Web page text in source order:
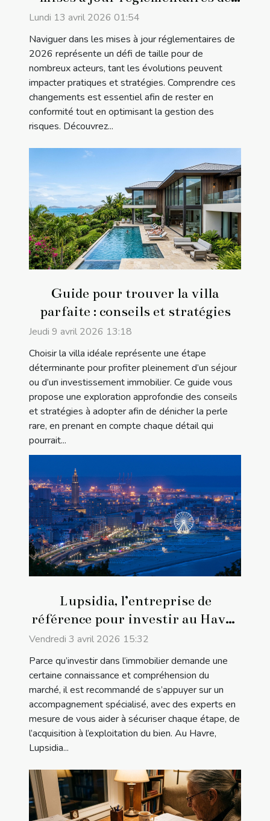
2026 ?
Lundi 13 avril 2026 01:54
Naviguer dans les mises à jour réglementaires de
2026 représente un défi de taille pour de
nombreux acteurs, tant les évolutions peuvent
impacter pratiques et stratégies. Comprendre ces
changements est essentiel afin de rester en
conformité tout en optimisant la gestion des
risques. Découvrez...
Guide pour trouver la villa
parfaite : conseils et stratégies
Jeudi 9 avril 2026 13:18
Choisir la villa idéale représente une étape
déterminante pour profiter pleinement d’un séjour
ou d’un investissement immobilier. Ce guide vous
propose une exploration approfondie des conseils
et stratégies à adopter afin de dénicher la perle
rare, en prenant en compte chaque détail qui
pourrait...
Lupsidia, l’entreprise de
référence pour investir au Havre
!
Vendredi 3 avril 2026 15:32
Parce qu’investir dans l’immobilier demande une
certaine connaissance et compréhension du
marché, il est recommandé de s’appuyer sur un
accompagnement spécialisé, avec des experts en
mesure de vous aider à sécuriser chaque étape, de
l’acquisition à l’exploitation du bien. Au Havre,
Lupsidia...